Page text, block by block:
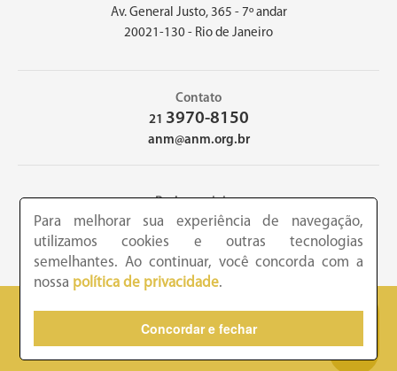
Av. General Justo, 365 - 7º andar
20021-130 - Rio de Janeiro
Contato
21 3970-8150
anm@anm.org.br
Redes sociais
2026 - Academia Nacional de Medicina - Copyright © todos os
direitos reservados
Para melhorar sua experiência de navegação,
utilizamos cookies e outras tecnologias
semelhantes. Ao continuar, você concorda com a
nossa política de privacidade.
Concordar e fechar